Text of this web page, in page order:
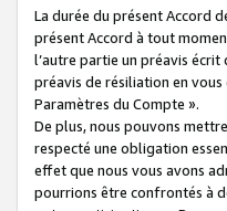
La durée du présent Accord
présent Accord à tout
l’autre partie un préavis
préavis de résiliation en
Paramètres du Compte ».
De plus, nous pouvons
respecté une obligation
effet que nous vous avons
pourrions être confrontés à